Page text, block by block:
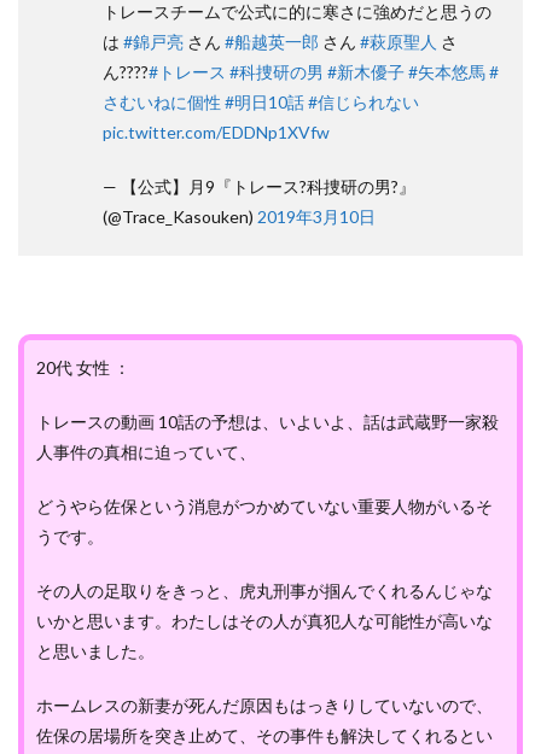
トレースチームで公式に的に寒さに強めだと思うの
は #錦戸亮 さん #船越英一郎 さん #萩原聖人 さ
ん????#トレース #科捜研の男 #新木優子#矢本悠馬#
さむいねに個性 #明日10話#信じられない
pic.twitter.com/EDDNp1XVfw
— 【公式】月9『トレース?科捜研の男?』
(@Trace_Kasouken) 2019年3月10日
20代 女性 ：
トレースの動画 10話の予想は、いよいよ、話は武蔵野一家殺
人事件の真相に迫っていて、
どうやら佐保という消息がつかめていない重要人物がいるそ
うです。
その人の足取りをきっと、虎丸刑事が掴んでくれるんじゃな
いかと思います。わたしはその人が真犯人な可能性が高いな
と思いました。
ホームレスの新妻が死んだ原因もはっきりしていないので、
佐保の居場所を突き止めて、その事件も解決してくれるとい